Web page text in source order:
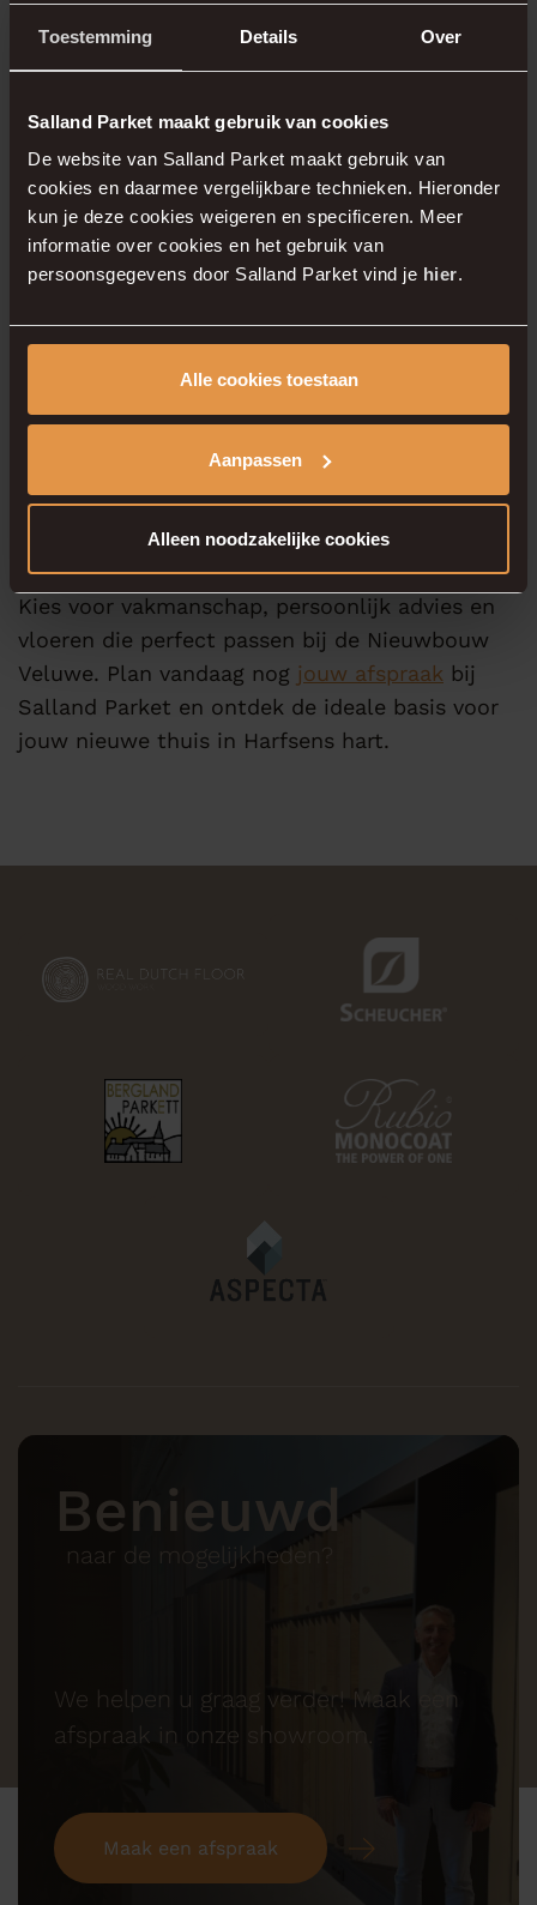
Toestemming Details Over
Salland Parket maakt gebruik van cookies
De website van Salland Parket maakt gebruik van
cookies en daarmee vergelijkbare technieken. Hieronder
kun je deze cookies weigeren en specificeren. Meer
informatie over cookies en het gebruik van
persoonsgegevens door Salland Parket vind je hier.
Alle cookies toestaan
Aanpassen
Alleen noodzakelijke cookies
functioneert in de nieuwbouw Harfsen.
Plan jouw persoonlijke
afspraak bij Salland
Parket
in Harfsens hart of één van de andere
nieuwbouwprojecten Veluwe? Dan ben je van
harte welkom in onze showroom. Tijdens een
nieuwbouw Harfsen.
Kies voor vakmanschap, persoonlijk advies en
vloeren die perfect passen bij de Nieuwbouw
Veluwe. Plan vandaag nog jouw afspraak bij
Salland Parket en ontdek de ideale basis voor
jouw nieuwe thuis in Harfsens hart.
Benieuwd
naar de mogelijkheden?
We helpen u graag verder! Maak een
afspraak in onze showroom.
Maak een afspraak